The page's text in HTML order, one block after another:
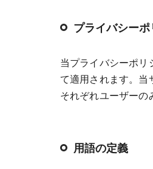
プライバシー
当プライバシーポリ
て適用されます。当
それぞれユーザーの
用語の定義